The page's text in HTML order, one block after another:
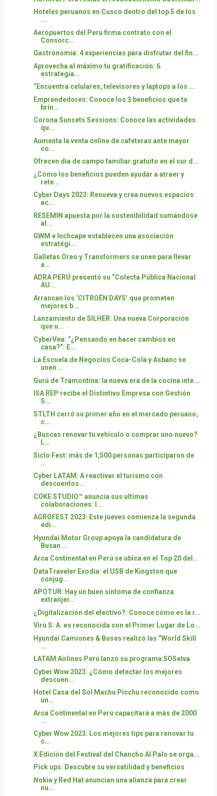
Hoteles peruanos en Cusco dentro del top 5 de los
...
Aeropuertos del Perú firma contrato con el
Consorc...
Gastronomía: 4 experiencias para disfrutar del fin...
Aprovecha al máximo tu gratificación: 6
estrategia...
“Encuentra celulares, televisores y laptops a los ...
Emprendedores: Conoce los 3 beneficios que te
brin...
Corona Sunsets Sessions: Conoce las actividades
qu...
Aumenta la venta online de cafeteras ante mayor
co...
Ofrecen día de campo familiar gratuito en el sur d...
¿Cómo los beneficios pueden ayudar a atraer y
rete...
Cyber Days 2023: Renueva y crea nuevos espacios
ac...
RESEMIN apuesta por la sostenibilidad sumándose
al...
GWM e Inchcape establecen una asociación
estratégi...
Galletas Oreo y Transformers se unen para llevar
a...
ADRA PERÚ presentó su “Colecta Pública Nacional
AU...
Arrancan los ‘CITROËN DAYS’ que prometen
mejores b...
Lanzamiento de SILHER: Una nueva Corporación
que u...
CyberVea: “¿Pensando en hacer cambios en
casa?”: E...
La Escuela de Negocios Coca-Cola y Asbanc se
unen ...
Gurú de Tramontina: la nueva era de la cocina inte...
ISA REP recibe el Distintivo Empresa con Gestión
S...
STLTH cerró su primer año en el mercado peruano,
c...
¿Buscas renovar tu vehículo o comprar uno nuevo?
L...
Siclo Fest: más de 1,500 personas participaron de
...
Cyber LATAM: A reactivar el turismo con
descuentos...
COKE STUDIO™ anuncia sus últimas
colaboraciones: I...
AGROFEST 2023: Este jueves comienza la segunda
edi...
Hyundai Motor Group apoya la candidatura de
Busan ...
Arca Continental en Perú se ubica en el Top 20 del...
DataTraveler Exodia: el USB de Kingston que
conjug...
APOTUR: Hay un buen síntoma de confianza
extranjer...
¿Digitalización del efectivo?: Conoce cómo es la r...
Virú S. A. es reconocida con el Primer Lugar de Lo...
Hyundai Camiones & Buses realizó las “World Skill
...
LATAM Airlines Perú lanzó su programa SOSelva
Cyber Wow 2023: ¿Cómo detectar los mejores
descuen...
Hotel Casa del Sol Machu Picchu reconocido como
un...
Arca Continental en Perú capacitará a más de 2000
...
Cyber Wow 2023: Los mejores tips para renovar tu
c...
X Edición del Festival del Chancho Al Palo se orga...
Pick ups: Descubre su versatilidad y beneficios
Nokia y Red Hat anuncian una alianza para crear
nu...